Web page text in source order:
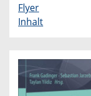
Flyer
Inhalt